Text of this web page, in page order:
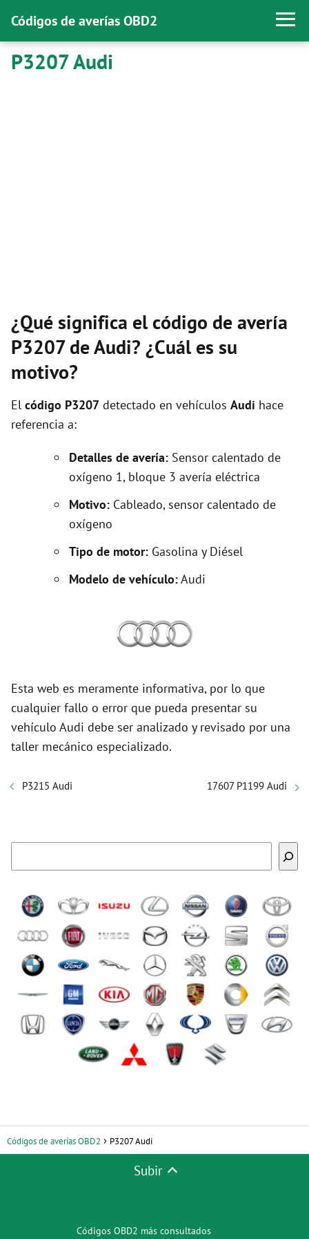
Códigos de averías OBD2
P3207 Audi
¿Qué significa el código de avería
P3207 de Audi? ¿Cuál es su
motivo?
El código P3207 detectado en vehículos Audi hace
referencia a:
Detalles de avería: Sensor calentado de
oxígeno 1, bloque 3 avería eléctrica
Motivo: Cableado, sensor calentado de
oxígeno
Tipo de motor: Gasolina y Diésel
Modelo de vehículo:Audi
Esta web es meramente informativa, por lo que
cualquier fallo o error que pueda presentar su
vehículo Audi debe ser analizado y revisado por una
taller mecánico especializado.
P3215 Audi 17607 P1199 Audi
Códigos de averías OBD2 P3207 Audi
Subir
Códigos OBD2 más consultados